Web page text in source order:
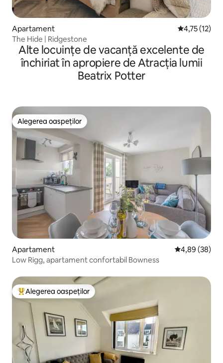
Apartament Scor mediu
4,75 (12)
The Hide | Ridgestone
Alte locuințe de vacanță excelente de
închiriat în apropiere de Atracția lumii
Beatrix Potter
Alegerea oaspeților
Alegerea oaspeților
Apartament Scor mediu
4,89 (38)
Low Rigg, apartament confortabil Bowness
Locuință din topul categoriei Alegerea oaspeților
Alegerea oaspeților